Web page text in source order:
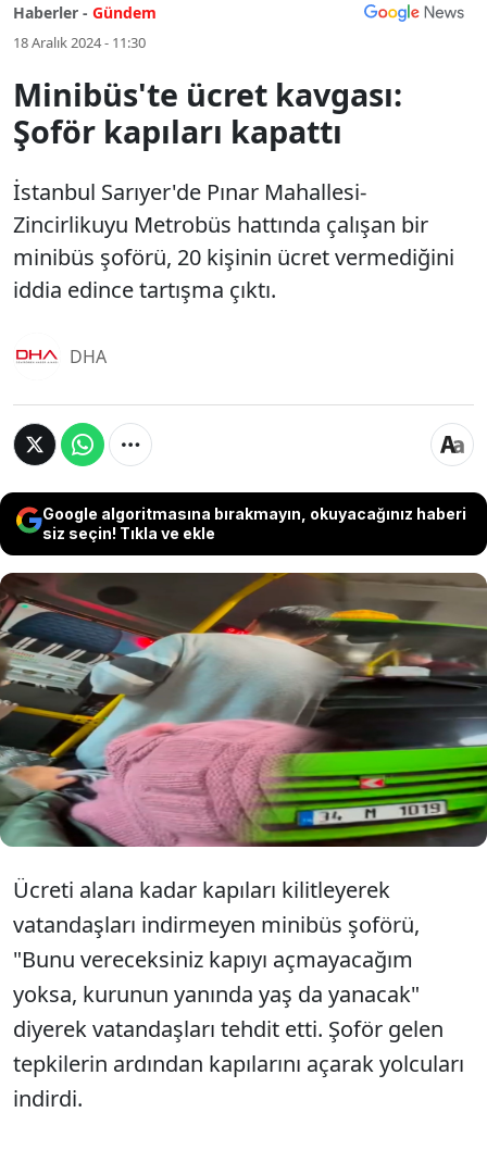
Haberler - Gündem
18 Aralık 2024 - 11:30
Minibüs'te ücret kavgası:
Şoför kapıları kapattı
İstanbul Sarıyer'de Pınar Mahallesi-
Zincirlikuyu Metrobüs hattında çalışan bir
minibüs şoförü, 20 kişinin ücret vermediğini
iddia edince tartışma çıktı.
DHA
Google algoritmasına bırakmayın, okuyacağınız haberi
siz seçin! Tıkla ve ekle
İstanbul Sarıyer'de Pınar Mahallesi-
Zincirlikuyu Metrobüs hattında çalışan bir
minibüs şoförü, 20 kişinin ücret
vermediğini iddia edince tartışma çıktı.
Ücreti alana kadar kapıları kilitleyerek
vatandaşları indirmeyen minibüs şoförü,
"Bunu vereceksiniz kapıyı açmayacağım
yoksa, kurunun yanında yaş da yanacak"
diyerek vatandaşları tehdit etti. Şoför gelen
tepkilerin ardından kapılarını açarak yolcuları
indirdi.